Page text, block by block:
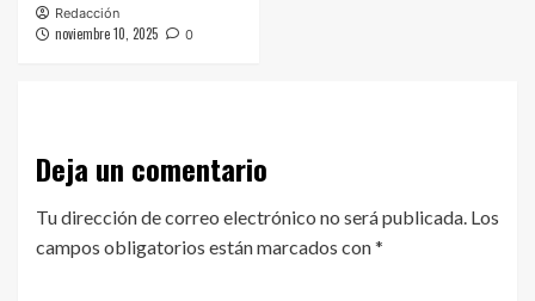
Redacción
noviembre 10, 2025 0
Deja un comentario
Tu dirección de correo electrónico no será publicada. Los
campos obligatorios están marcados con*